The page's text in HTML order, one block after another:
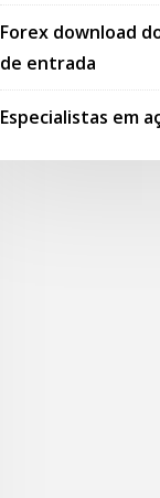
Forex download
de entrada
Especialistas em